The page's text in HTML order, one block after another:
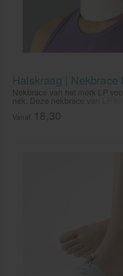
Halskraag | Nekbrace
Nekbrace van het merk LP
nek. Deze nekbrace van LP
Comfortabele nekkraag voor
Vanaf 18,30